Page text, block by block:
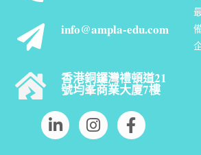
info@ampla-edu.com
香港銅鑼灣禮頓道21
號均峯商業大廈7樓